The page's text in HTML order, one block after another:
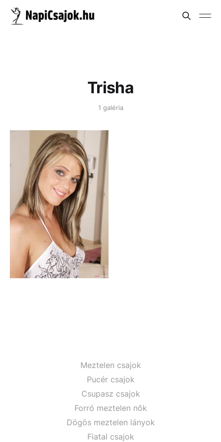
Trisha
1 galéria
Meztelen csajok
Pucér csajok
Csupasz csajok
Forró meztelen nők
Dögös meztelen lányok
Fiatal csajok